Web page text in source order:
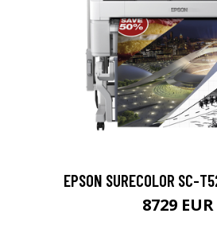
EPSON SURECOLOR SC-
8729 EUR